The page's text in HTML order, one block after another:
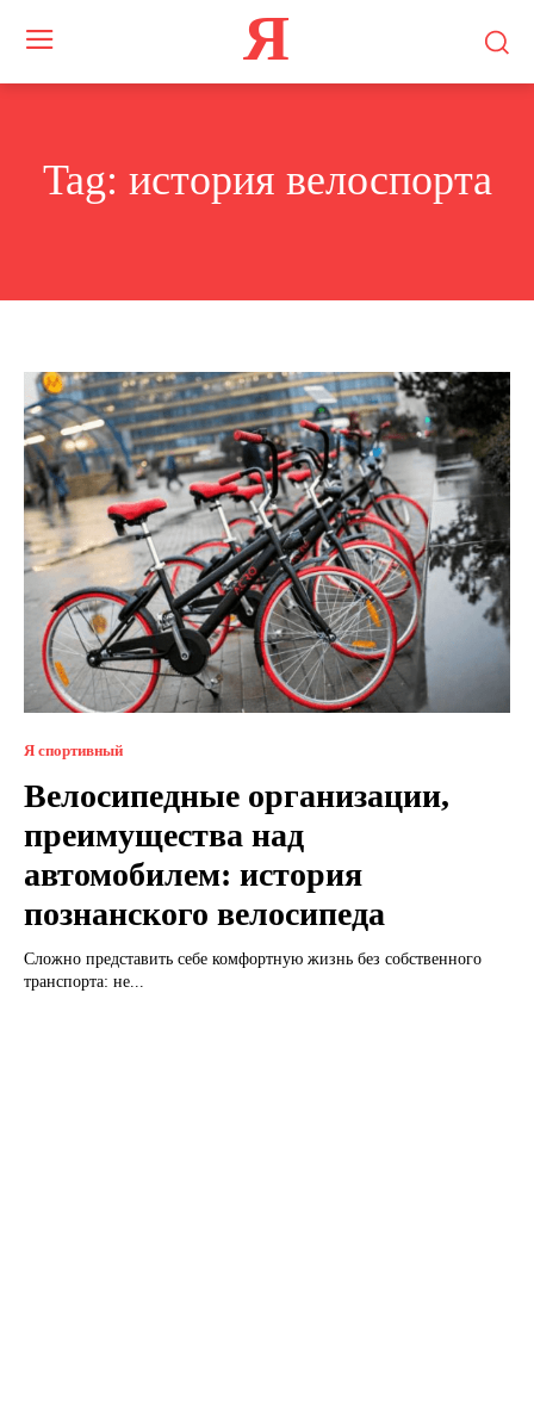
Я
Tag: история велоспорта
Я спортивный
Велосипедные организации,
преимущества над
автомобилем: история
познанского велосипеда
Сложно представить себе комфортную жизнь без собственного
транспорта: не...